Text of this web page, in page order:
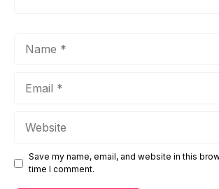
Save my name, email, and website in this
time I comment.